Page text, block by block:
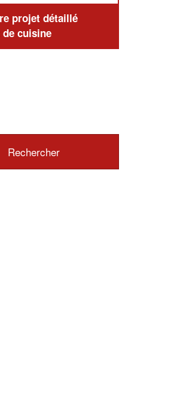
projet détaillé
de cuisine
✕
Vous êtes un